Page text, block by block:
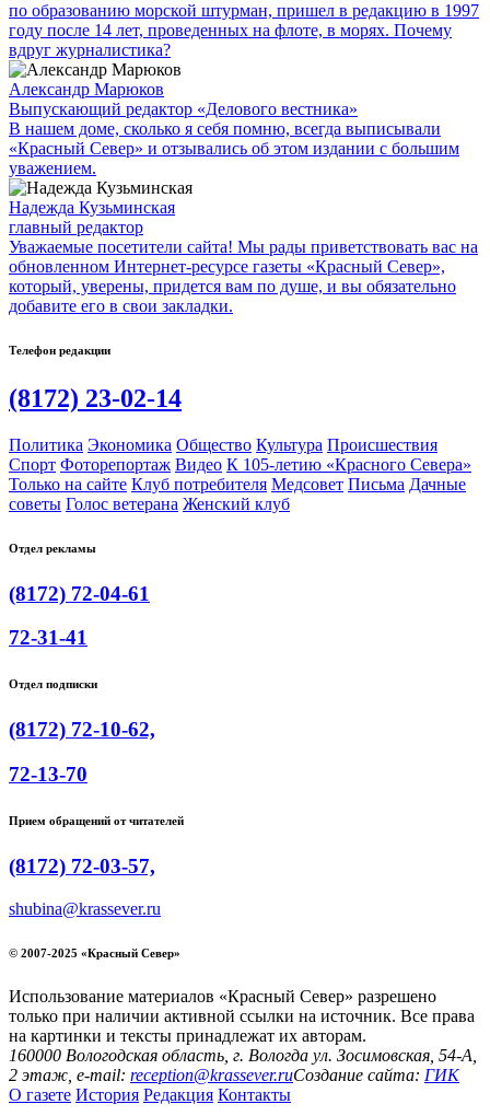
по образованию морской штурман, пришел в редакцию в 1997
году после 14 лет, проведенных на флоте, в морях. Почему
вдруг журналистика?
Александр Марюков
Выпускающий редактор «Делового вестника»
В нашем доме, сколько я себя помню, всегда выписывали
«Красный Север» и отзывались об этом издании с большим
уважением.
Надежда Кузьминская
главный редактор
Уважаемые посетители сайта! Мы рады приветствовать вас на
обновленном Интернет-ресурсе газеты «Красный Север»,
который, уверены, придется вам по душе, и вы обязательно
добавите его в свои закладки.
Телефон редакции
(8172) 23-02-14
Политика Экономика Общество Культура Происшествия
Спорт Фоторепортаж Видео К 105-летию «Красного Севера»
Только на сайте Клуб потребителя Медсовет Письма Дачные
советы Голос ветерана Женский клуб
Отдел рекламы
(8172) 72-04-61
72-31-41
Отдел подписки
(8172) 72-10-62,
72-13-70
Прием обращений от читателей
(8172) 72-03-57,
shubina@krassever.ru
© 2007-2025 «Красный Север»
Использование материалов «Красный Север» разрешено
только при наличии активной ссылки на источник. Все права
на картинки и тексты принадлежат их авторам.
160000 Вологодская область, г. Вологда ул. Зосимовская, 54-А,
2 этаж, e-mail: reception@krassever.ruСоздание сайта: ГИК
О газете История Редакция Контакты